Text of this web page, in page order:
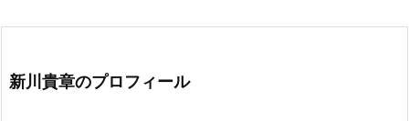
新川貴章のプロフィール